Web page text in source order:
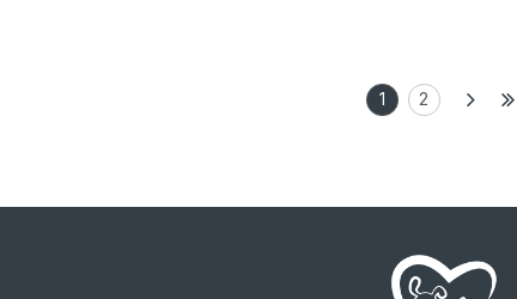
1 2